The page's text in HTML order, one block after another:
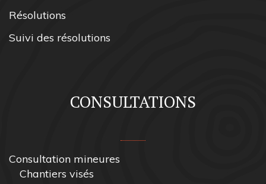
Résolutions
Suivi des résolutions
CONSULTATIONS
Consultation mineures
Chantiers visés